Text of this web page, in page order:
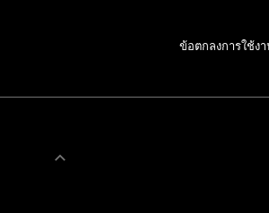
ข้อตกลงการใช้ง